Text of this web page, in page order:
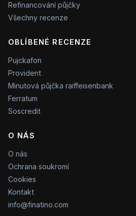
Refinancování půjčky
Všechny recenze
OBLÍBENÉ RECENZE
Pujckafon
Provident
Minutová půjčka raiffeisenbank
Ferratum
Soscredit
O NÁS
O nás
Ochrana soukromí
Cookies
Kontakt
info@finatino.com